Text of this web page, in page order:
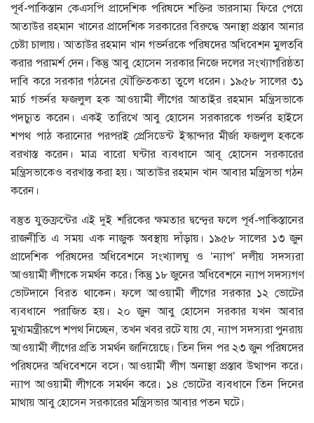
পূর্ব-পাকিস্তান কেএসপি প্রাদেশিক পরিষদে শক্তির ভারসাম্য ফিরে পেয়ে
আতাউর রহমান খানের প্রাদেশিক সরকারের বিরুদ্ধে অনাস্থা প্রস্তাব আনার
চেষ্টা চালায়। আতাউর রহমান খান গভর্নরকে পরিষদের অধিবেশন মুলতবি
করার পরামর্শ দেন। কিন্তু আবু হোসেন সরকার নিজে দলের সংখ্যাগরিষ্ঠতা
দাবি করে সরকার গঠনের যৌক্তিতকতা তুলে ধরেন। ১৯৫৮ সালের ৩১
মার্চ গভর্নর ফজলুল হক আওয়ামী লীগের আতাইর রহমান মন্ত্রিসভাকে
পদচ্যুত করেন। একই তারিখে আবু হোসেন সরকারকে গভর্নর হাইসে
শপথ পাঠ করানোর পরপরই প্রেসিডেন্ট ইস্কান্দার মীর্জা ফজলুল হককে
বরখাস্ত করেন। মাত্র বারো ঘন্টার ব্যবধানে আবূ হোসেন সরকারের
মন্ত্রিসভাকেও বরখাস্ত করা হয়। আতাউর রহমান খান আবার মন্ত্রিসভা গঠন
করেন।
বস্তুত যুক্তফ্রন্টের এই দুই শরিকের ক্ষমতার দ্বন্দ্বের ফলে পূর্ব-পাকিস্তানের
রাজনীতি এ সময় এক নাজুক অবস্থায় দাঁড়ায়। ১৯৫৮ সালের ১৩ জুন
প্রাদেশিক পরিষদের অধিবেশনে সংখ্যালঘু ও ‘ন্যাপ’ দলীয় সদস্যরা
আওয়ামী লীগকে সমর্থন করে। কিন্তু ১৮ জুনের অধিবেশনে ন্যাপ সদস্যগণ
ভোটদানে বিরত থাকেন। ফলে আওয়ামী লীগের সরকার ১২ ভোটের
ব্যবধানে পরাজিত হয়। ২০ জুন আবু হোসেন সরকার যখন আবার
মুখ্যমন্ত্রীরূপে শপথ নিচ্ছেন, তখন খবর রটে যায় যে, ন্যাপ সদস্যরা পুনরায়
আওয়ামী লীগের প্রতি সমর্থন জানিয়েছে। তিন দিন পর ২৩ জুন পরিষদের
পরিষদের অধিবেশনে বসে। আওয়ামী লীগ অনাস্থা প্রস্তাব উত্থাপন করে।
ন্যাপ আওয়ামী লীগকে সমর্থন করে। ১৪ ভোটের ব্যবধানে তিন দিনের
মাথায় আবু হোসেন সরকারের মন্ত্রিসভার আবার পতন ঘটে।